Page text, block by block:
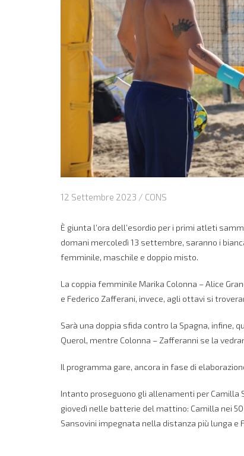
12 Settembre 2023 / CONS
È giunta l’ora dell’esordio per i primi atleti
domani mercoledì 13 settembre, saranno i
femminile, maschile e doppio misto.
La coppia femminile Marika Colonna – Alice
e Federico Zafferani, invece, agli ottavi si
Sarà una doppia sfida contro la Spagna, infine,
Querol, mentre Colonna – Zafferanni se la
Il programma gare, ancora in fase di
Intanto proseguono gli allenamenti per Camilla
giovedì nelle batterie del mattino: Camilla nei
Sansovini impegnata nella distanza più lunga e